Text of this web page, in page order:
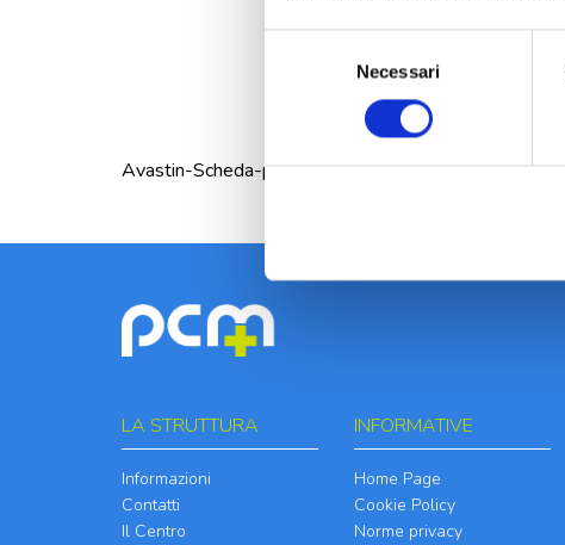
Necessari
Avastin-Scheda-prodotto
LA STRUTTURA
Informazioni
Contatti
Il Centro
INFORMATIVE
Home Page
Cookie Policy
Norme privacy